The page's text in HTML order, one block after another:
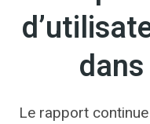
Le rapport